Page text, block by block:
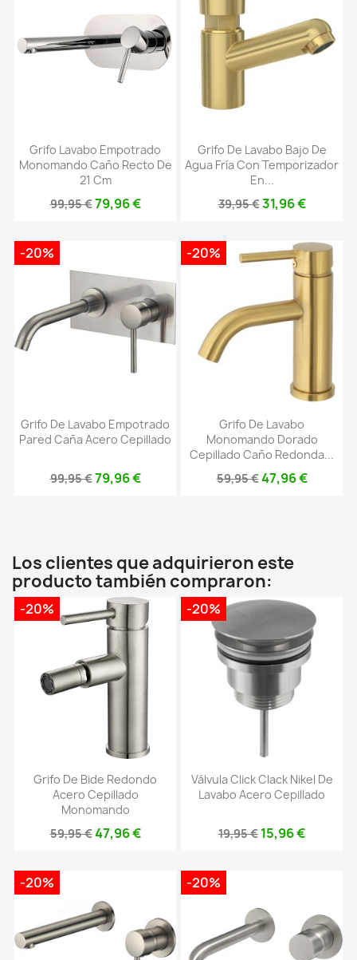
Grifo Lavabo Empotrado
Monomando Caño Recto De
21 Cm
99,95 €79,96 €
Grifo De Lavabo Bajo De
Agua Fría Con Temporizador
En...
39,95 €31,96 €
Grifo De Lavabo Empotrado
Pared Caña Acero Cepillado
99,95 €79,96 €
-20%
Grifo De Lavabo
Monomando Dorado
Cepillado Caño Redonda...
59,95 €47,96 €
-20%
Los clientes que adquirieron este
producto también compraron:
Grifo De Bide Redondo
Acero Cepillado
Monomando
59,95 €47,96 €
-20%
Válvula Click Clack Nikel De
Lavabo Acero Cepillado
19,95 € 15,96 €
-20%
-20% -20%